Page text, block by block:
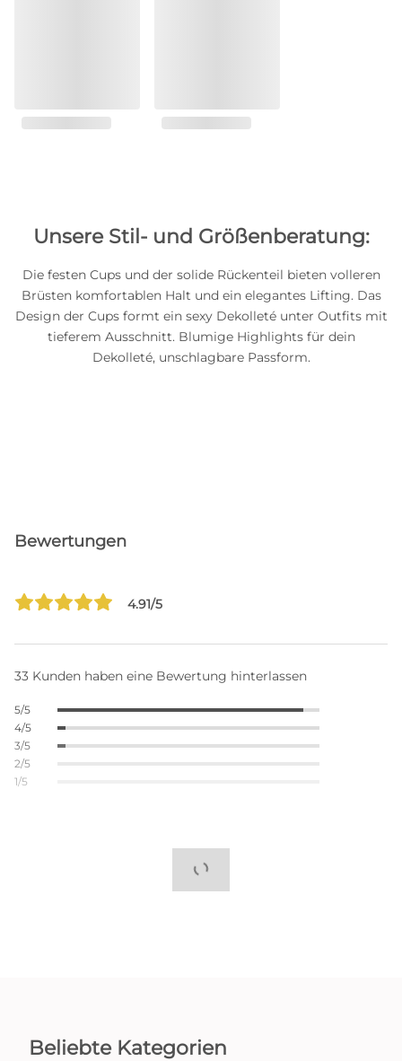
Unsere Stil- und Größenberatung:
Die festen Cups und der solide Rückenteil bieten volleren
Brüsten komfortablen Halt und ein elegantes Lifting. Das
Design der Cups formt ein sexy Dekolleté unter Outfits mit
tieferem Ausschnitt. Blumige Highlights für dein
Dekolleté, unschlagbare Passform.
Bewertungen
4.91/5
33 Kunden haben eine Bewertung hinterlassen
5/5
4/5
3/5
2/5
1/5
Beliebte Kategorien